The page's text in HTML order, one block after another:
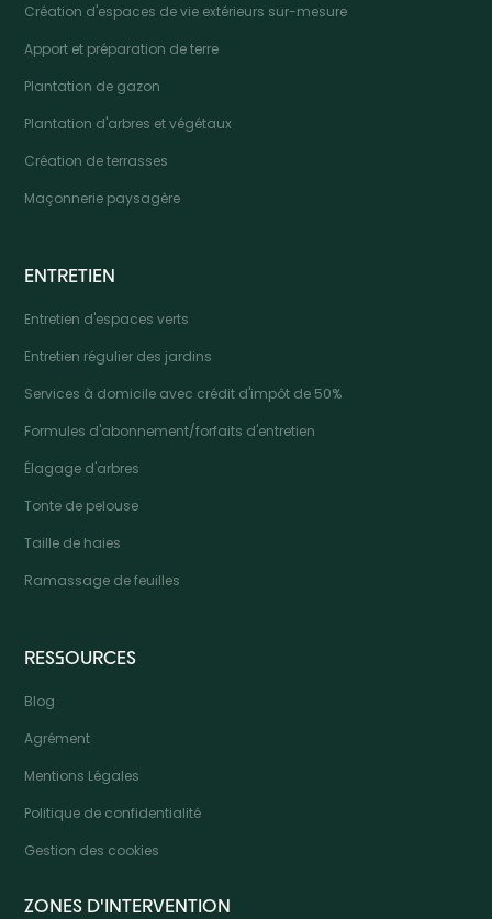
Création d'espaces de vie extérieurs sur-mesure
Apport et préparation de terre
Plantation de gazon
Plantation d'arbres et végétaux
Création de terrasses
Maçonnerie paysagère
ENTRETIEN
Entretien d'espaces verts
Entretien régulier des jardins
Services à domicile avec crédit d'impôt de 50%
Formules d'abonnement/forfaits d'entretien
Élagage d'arbres
Tonte de pelouse
Taille de haies
Ramassage de feuilles
RESSOURCES
Blog
Agrément
Mentions Légales
Politique de confidentialité
Gestion des cookies
ZONES D'INTERVENTION